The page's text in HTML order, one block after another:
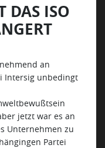
DAS ISO
an
Intersig unbedingt
jetzt war es an
Unternehmen zu
Partei